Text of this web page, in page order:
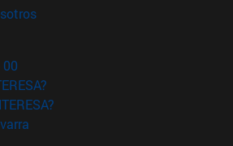
(abre en nueva ventana)
00